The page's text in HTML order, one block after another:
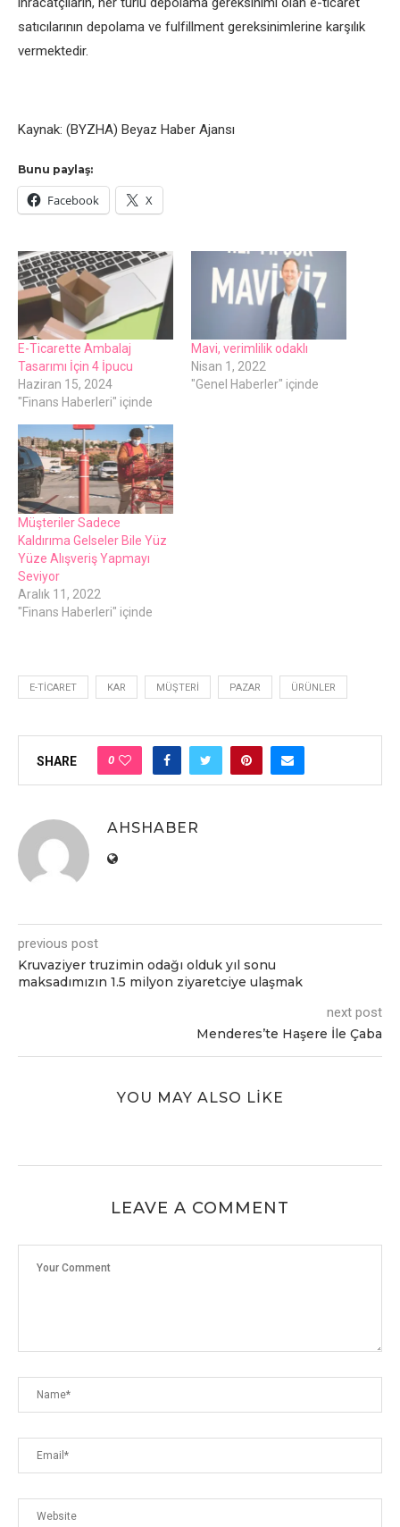
satıcılarının depolama ve fulfillment gereksinimlerine karşılık
vermektedir.
Kaynak: (BYZHA) Beyaz Haber Ajansı
Bunu paylaş:
Facebook X
E-Ticarette Ambalaj
Tasarımı İçin 4 İpucu
Haziran 15, 2024
"Finans Haberleri" içinde
Mavi, verimlilik odaklı
Nisan 1, 2022
"Genel Haberler" içinde
Müşteriler Sadece
Kaldırıma Gelseler Bile Yüz
Yüze Alışveriş Yapmayı
Seviyor
Aralık 11, 2022
"Finans Haberleri" içinde
E-TICARET KAR MÜŞTERI PAZAR ÜRÜNLER
SHARE 0
AHSHABER
previous post
Kruvaziyer truzimin odağı olduk yıl sonu
maksadımızın 1.5 milyon ziyaretciye ulaşmak
next post
Menderes’te Haşere İle Çaba
YOU MAY ALSO LIKE
LEAVE A COMMENT